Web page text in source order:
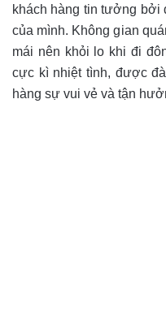
khách hàng tin tưởng bởi
của mình. Không gian
mái nên khỏi lo khi đi
cực kì nhiệt tình, được
hàng sự vui vẻ và tận